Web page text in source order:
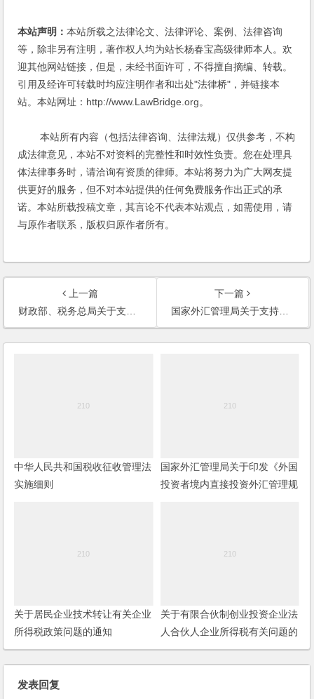
本站声明：本站所载之法律论文、法律评论、案例、法律咨询
等，除非另有注明，著作权人均为站长杨春宝高级律师本人。欢
迎其他网站链接，但是，未经书面许可，不得擅自摘编、转载。
引用及经许可转载时均应注明作者和出处"法律桥"，并链接本
站。本站网址：http://www.LawBridge.org。
本站所有内容（包括法律咨询、法律法规）仅供参考，不构
成法律意见，本站不对资料的完整性和时效性负责。您在处理具
体法律事务时，请洽询有资质的律师。本站将努力为广大网友提
供更好的服务，但不对本站提供的任何免费服务作出正式的承
诺。本站所载投稿文章，其言论不代表本站观点，如需使用，请
与原作者联系，版权归原作者所有。
上一篇
财政部、税务总局关于支持货物期货市场对外开放增值税政策的公告
下一篇
国家外汇管理局关于支持贸易新业态发展的通知
中华人民共和国税收征收管理法
实施细则
国家外汇管理局关于印发《外国
投资者境内直接投资外汇管理规
关于居民企业技术转让有关企业
所得税政策问题的通知
关于有限合伙制创业投资企业法
人合伙人企业所得税有关问题的
公告
发表回复